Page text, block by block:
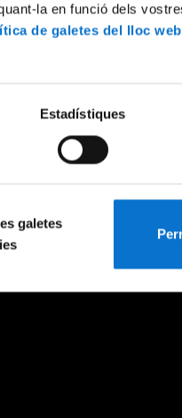
la en funció dels
de galetes del lloc
Estadístiques
galetes